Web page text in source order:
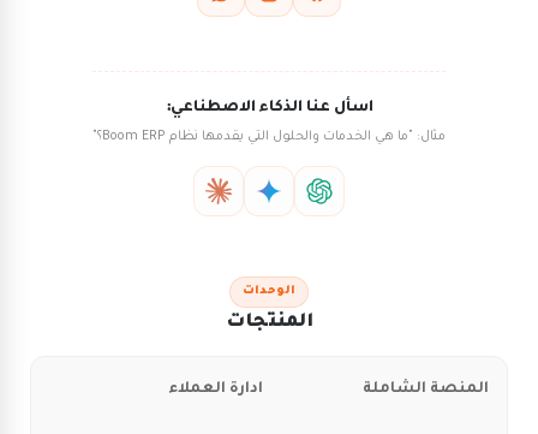
اسأل عنا الذكاء الاصطناعي:
مثال: "ما هي الخدمات والحلول التي يقدمها نظام Boom ERP؟"
الوحدات
المنتجات
المنصة الشاملة ادارة العملاء